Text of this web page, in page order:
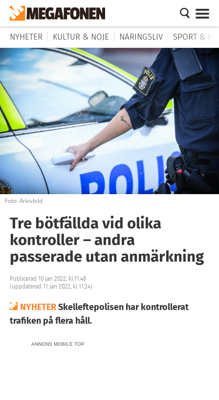
NYHETER KULTUR & NÖJE NÄRINGSLIV SPORT &
Foto: Arkivbild
Tre bötfällda vid olika
kontroller – andra
passerade utan anmärkning
Publicerad 10 jan 2022, kl 11:48
(uppdaterad 11 jan 2022, kl 11:24)
NYHETERSkelleftepolisen har kontrollerat
trafiken på flera håll.
ANNONS MOBILE TOP